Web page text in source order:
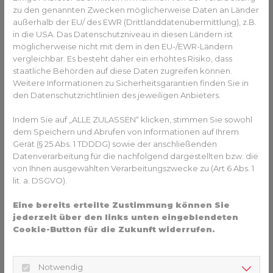
Fehlgeleitete Reaktionen unseres Immunsystems sind die
Ursache. Normalerweise bekämpfen unsere Abwehrkräfte
vor allem Krankheitserreger. Bei einer Allergie greifen sie
aber wegen harmloser Stoffe an, wie Gräserpollen,
Insektengift, dem Kot der Hausstaubmilben,
Nahrungsmitteln oder Tierhaaren. Das Ergebnis sind
Entzündungsreaktionen, spürbar durch Juckreiz an
Schleimhäute.
Medikamente, Vermeidung oder
Hyposensibilisierung?
Medikamente gegen den körpereigenen
genannte Antihistaminika unterdrücken seine Wirkung.
Auch den allergieauslösenden Stoff zu meiden kann
Linderung bringen – etwa spezielle Matratze, die den
Hausstauballergiker. Fällt eine allergische Reaktion
besonders heftig aus oder tritt sie sehr plötzlich auf, hilft
zu den genannten Zwecken möglicherweise Daten an Länder
außerhalb der EU/ des EWR (Drittlanddatenübermittlung), z.B.
in die USA. Das Datenschutzniveau in diesen Ländern ist
möglicherweise nicht mit dem in den EU-/EWR-Ländern
vergleichbar. Es besteht daher ein erhöhtes Risiko, dass
staatliche Behörden auf diese Daten zugreifen können.
Weitere Informationen zu Sicherheitsgarantien finden Sie in
den Datenschutzrichtlinien des jeweiligen Anbieters.
Indem Sie auf „ALLE ZULASSEN“ klicken, stimmen Sie sowohl
dem Speichern und Abrufen von Informationen auf Ihrem
Gerät (§ 25 Abs. 1 TDDDG) sowie der anschließenden
Datenverarbeitung für die nachfolgend dargestellten bzw. die
von Ihnen ausgewählten Verarbeitungszwecke zu (Art 6 Abs. 1
lit. a. DSGVO).
Eine bereits erteilte Zustimmung können Sie
jederzeit über den links unten eingeblendeten
Cookie-Button für die Zukunft widerrufen.
Notwendig